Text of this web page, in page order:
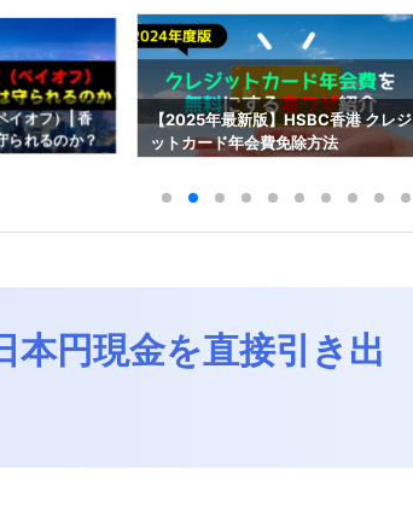
イオフ）| 香
られるのか？
【2025年最新版】HSBC香港 クレジ
ットカード年会費免除方法
本円現金を直接引き出